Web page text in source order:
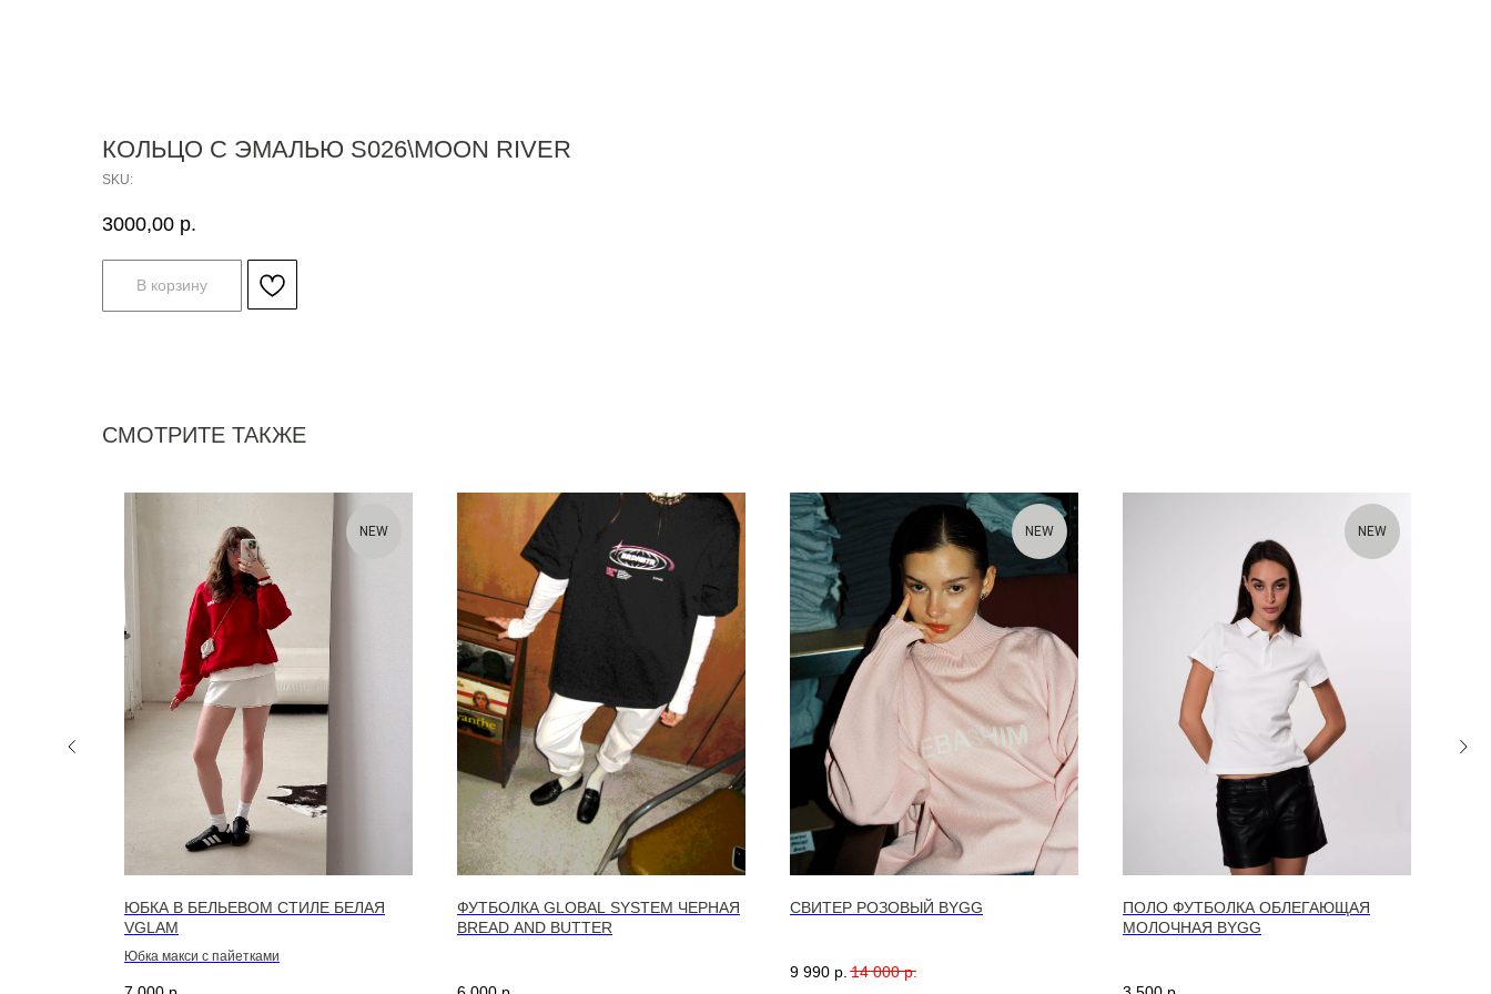
КОЛЬЦО С ЭМАЛЬЮ S026\MOON RIVER
SKU:
3000,00 р.
В корзину
СМОТРИТЕ ТАКЖЕ
NEW
ЮБКА В БЕЛЬЕВОМ СТИЛЕ БЕЛАЯ
VGLAM
Юбка макси с пайетками
ФУТБОЛКА GLOBAL SYSTEM ЧЕРНАЯ
BREAD AND BUTTER
NEW
СВИТЕР РОЗОВЫЙ BYGG
9 990 р. 14 000 р.
NEW
ПОЛО ФУТБОЛКА ОБЛЕГАЮЩАЯ
МОЛОЧНАЯ BYGG